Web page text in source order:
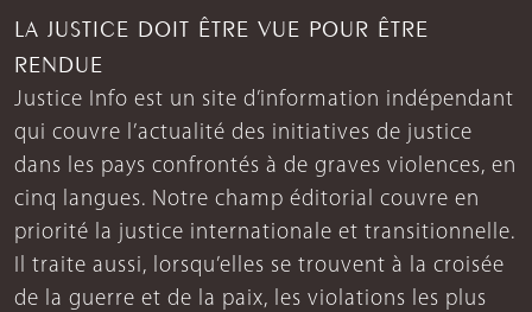
LA JUSTICE DOIT ÊTRE VUE POUR ÊTRE
RENDUE
Justice Info est un site d’information indépendant
qui couvre l’actualité des initiatives de justice
dans les pays confrontés à de graves violences, en
cinq langues. Notre champ éditorial couvre en
priorité la justice internationale et transitionnelle.
Il traite aussi, lorsqu’elles se trouvent à la croisée
de la guerre et de la paix, les violations les plus